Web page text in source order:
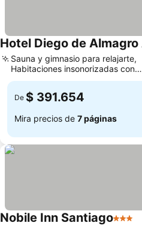
Hotel Diego de
Sauna y gimnasio para relajarte,
Habitaciones insonorizadas con
vistas al jardín
De $ 391.654
Mira precios de 7 páginas
Nobile Inn Santiago3